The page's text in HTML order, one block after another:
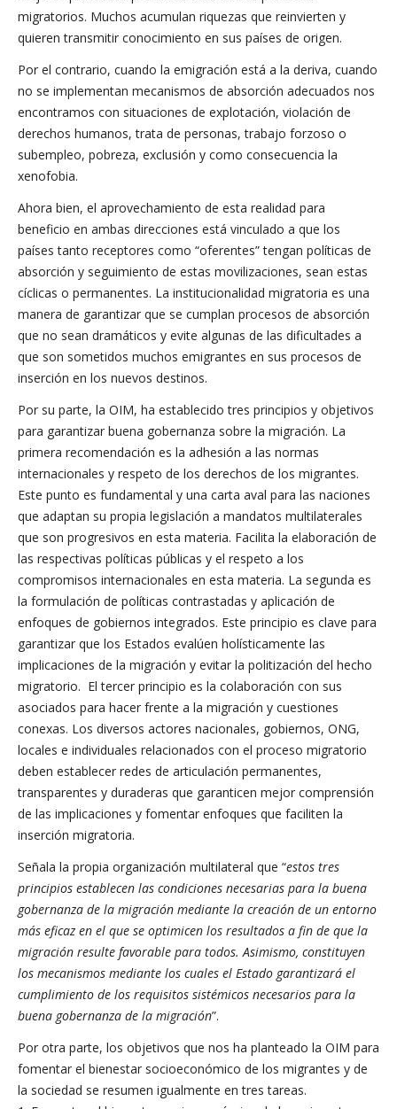
migratorios. Muchos acumulan riquezas que reinvierten y
quieren transmitir conocimiento en sus países de origen.
Por el contrario, cuando la emigración está a la deriva, cuando
no se implementan mecanismos de absorción adecuados nos
encontramos con situaciones de explotación, violación de
derechos humanos, trata de personas, trabajo forzoso o
subempleo, pobreza, exclusión y como consecuencia la
xenofobia.
Ahora bien, el aprovechamiento de esta realidad para
beneficio en ambas direcciones está vinculado a que los
países tanto receptores como “oferentes” tengan políticas de
absorción y seguimiento de estas movilizaciones, sean estas
cíclicas o permanentes. La institucionalidad migratoria es una
manera de garantizar que se cumplan procesos de absorción
que no sean dramáticos y evite algunas de las dificultades a
que son sometidos muchos emigrantes en sus procesos de
inserción en los nuevos destinos.
Por su parte, la OIM, ha establecido tres principios y objetivos
para garantizar buena gobernanza sobre la migración. La
primera recomendación es la adhesión a las normas
internacionales y respeto de los derechos de los migrantes.
Este punto es fundamental y una carta aval para las naciones
que adaptan su propia legislación a mandatos multilaterales
que son progresivos en esta materia. Facilita la elaboración de
las respectivas políticas públicas y el respeto a los
compromisos internacionales en esta materia. La segunda es
la formulación de políticas contrastadas y aplicación de
enfoques de gobiernos integrados. Este principio es clave para
garantizar que los Estados evalúen holísticamente las
implicaciones de la migración y evitar la politización del hecho
migratorio. El tercer principio es la colaboración con sus
asociados para hacer frente a la migración y cuestiones
conexas. Los diversos actores nacionales, gobiernos, ONG,
locales e individuales relacionados con el proceso migratorio
deben establecer redes de articulación permanentes,
transparentes y duraderas que garanticen mejor comprensión
de las implicaciones y fomentar enfoques que faciliten la
inserción migratoria.
Señala la propia organización multilateral que “estos tres
principios establecen las condiciones necesarias para la buena
gobernanza de la migración mediante la creación de un entorno
más eficaz en el que se optimicen los resultados a fin de que la
migración resulte favorable para todos. Asimismo, constituyen
los mecanismos mediante los cuales el Estado garantizará el
cumplimiento de los requisitos sistémicos necesarios para la
buena gobernanza de la migración”.
Por otra parte, los objetivos que nos ha planteado la OIM para
fomentar el bienestar socioeconómico de los migrantes y de
la sociedad se resumen igualmente en tres tareas.